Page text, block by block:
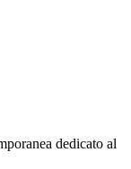
dedicato al